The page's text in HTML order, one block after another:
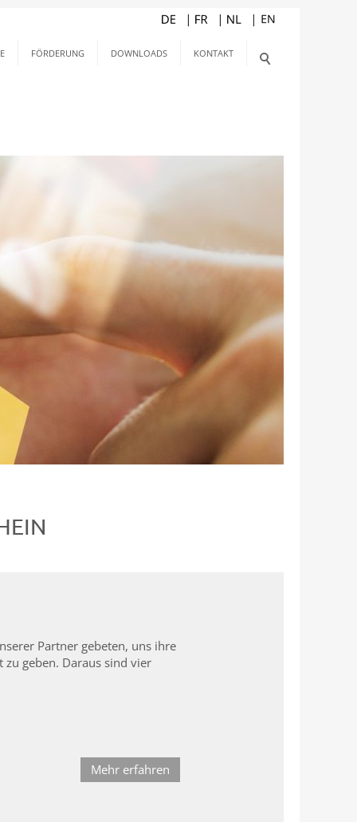
FÖRDERUNG DOWNLOADS KONTAKT
Partner gebeten, uns ihre
zu geben. Daraus sind vier
Mehr erfahren